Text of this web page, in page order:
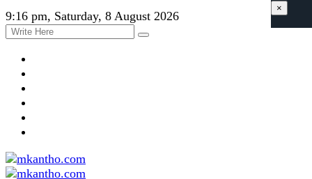
9:16 pm, Saturday, 8 August 2026
×